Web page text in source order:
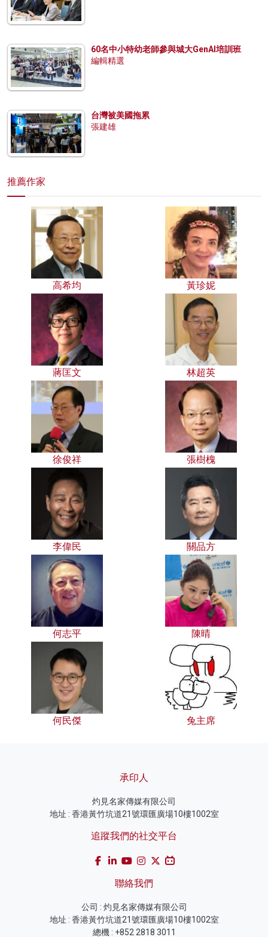
60名中小特幼老師參與城大GenAI培訓班
編輯精選
台灣被美國拖累
張建雄
推薦作家
高希均 黃珍妮
蔣匡文 林超英
徐俊祥 張樹槐
李偉民 關品方
何志平 陳晴
何民傑 兔主席
承印人
灼見名家傳媒有限公司
地址 : 香港黃竹坑道21號環匯廣場10樓1002室
追蹤我們的社交平台
聯絡我們
公司 : 灼見名家傳媒有限公司
地址 : 香港黃竹坑道21號環匯廣場10樓1002室
總機 : +852 2818 3011